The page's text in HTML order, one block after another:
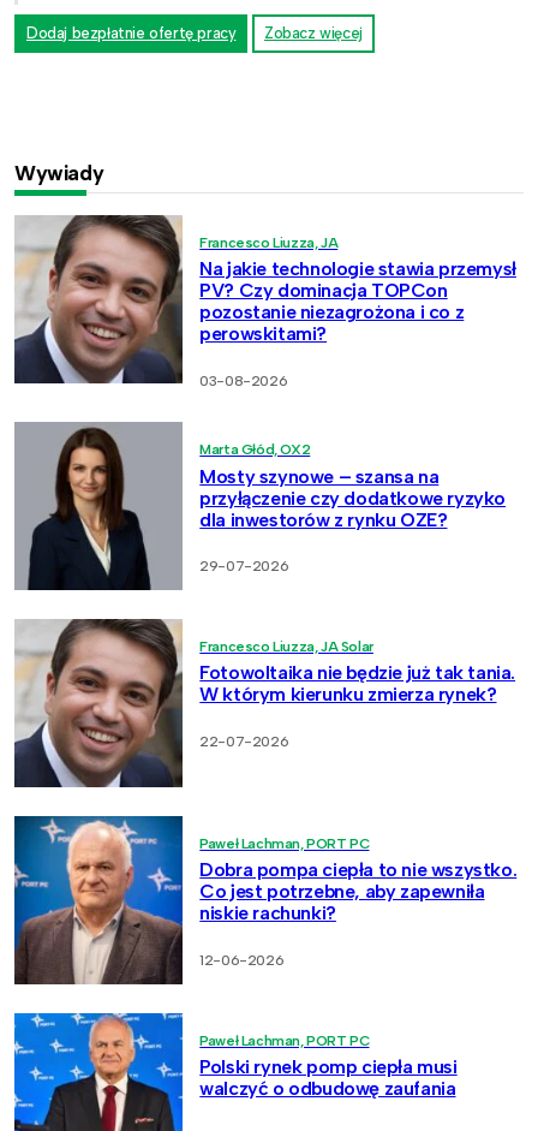
Dodaj bezpłatnie ofertę pracy Zobacz więcej
Wywiady
Francesco Liuzza, JA
Na jakie technologie stawia przemysł
PV? Czy dominacja TOPCon
pozostanie niezagrożona i co z
perowskitami?
03-08-2026
Marta Głód, OX2
Mosty szynowe – szansa na
przyłączenie czy dodatkowe ryzyko
dla inwestorów z rynku OZE?
29-07-2026
Francesco Liuzza, JA Solar
Fotowoltaika nie będzie już tak tania.
W którym kierunku zmierza rynek?
22-07-2026
Paweł Lachman, PORT PC
Dobra pompa ciepła to nie wszystko.
Co jest potrzebne, aby zapewniła
niskie rachunki?
12-06-2026
Paweł Lachman, PORT PC
Polski rynek pomp ciepła musi
walczyć o odbudowę zaufania